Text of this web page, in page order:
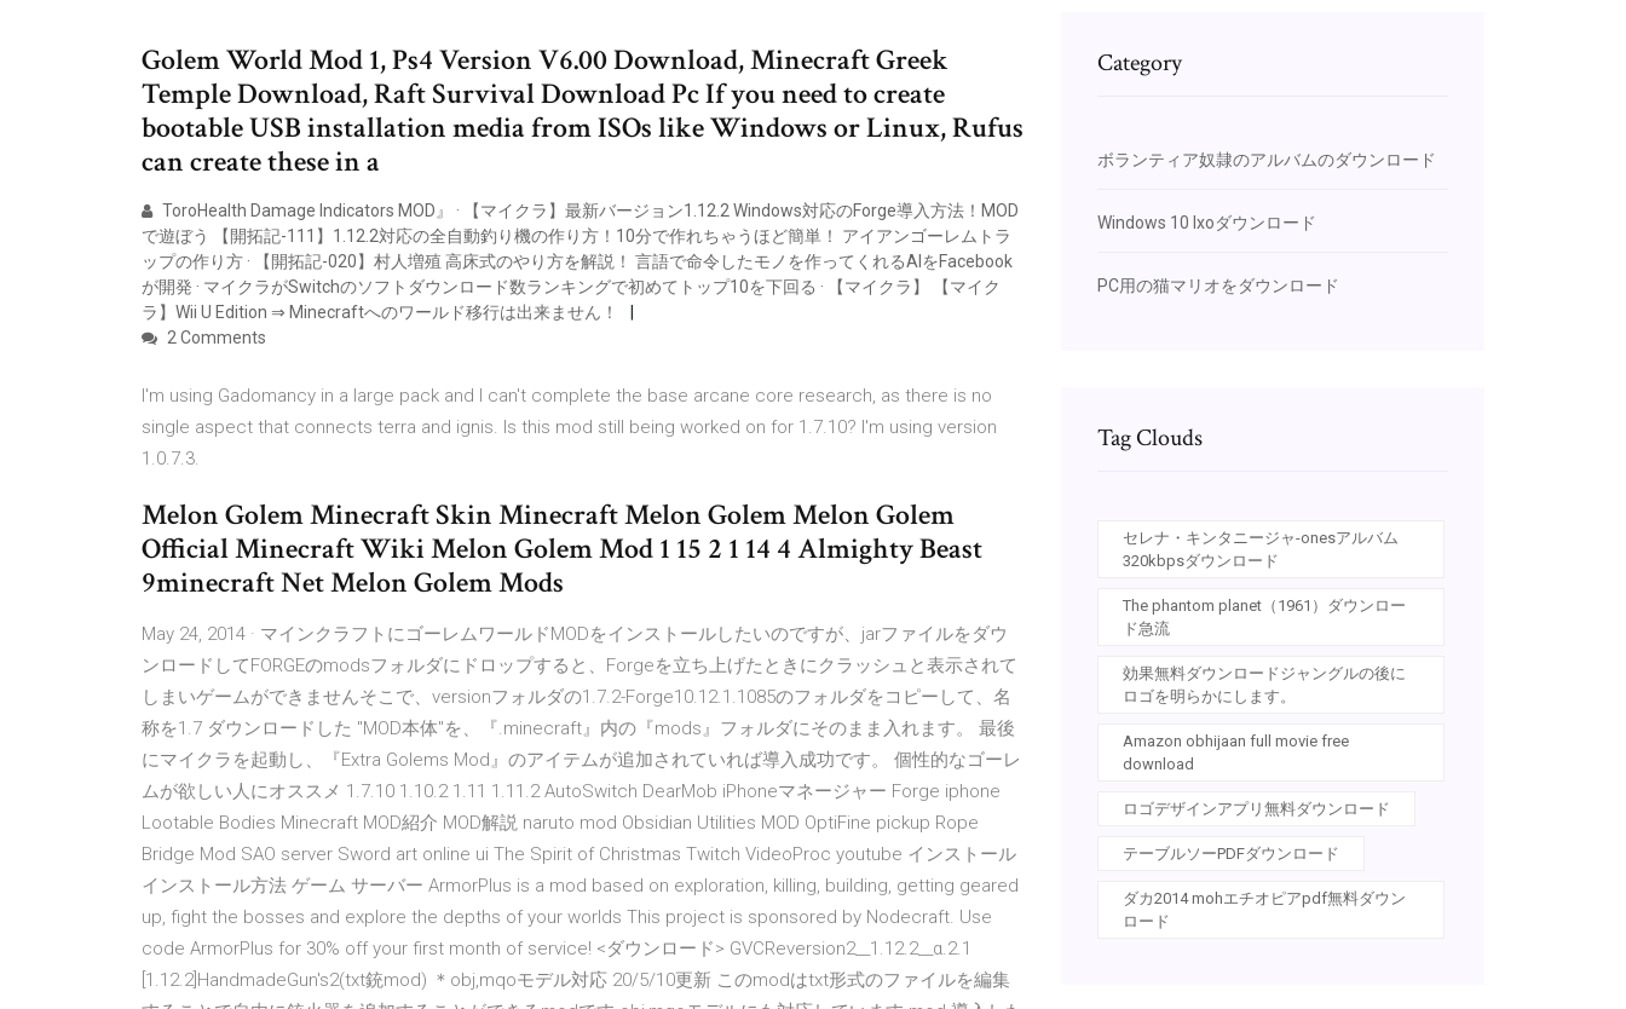
Golem World Mod 1, Ps4 Version V6.00 Download, Minecraft Greek
Temple Download, Raft Survival Download Pc If you need to create
bootable USB installation media from ISOs like Windows or Linux, Rufus
can create these in a
ToroHealth Damage Indicators MOD』 · 【マイクラ】最新バージョン1.12.2 Windows対応のForge導入方法！MOD
で遊ぼう 【開拓記-111】1.12.2対応の全自動釣り機の作り方！10分で作れちゃうほど簡単！ アイアンゴーレムトラ
ップの作り方 · 【開拓記-020】村人増殖 高床式のやり方を解説！ 言語で命令したモノを作ってくれるAIをFacebook
が開発 · マイクラがSwitchのソフトダウンロード数ランキングで初めてトップ10を下回る · 【マイクラ】 【マイク
ラ】Wii U Edition ⇒ Minecraftへのワールド移行は出来ません！
2 Comments
I'm using Gadomancy in a large pack and I can't complete the base arcane core research, as there is no
single aspect that connects terra and ignis. Is this mod still being worked on for 1.7.10? I'm using version
1.0.7.3.
Melon Golem Minecraft Skin Minecraft Melon Golem Melon Golem
Official Minecraft Wiki Melon Golem Mod 1 15 2 1 14 4 Almighty Beast
9minecraft Net Melon Golem Mods
May 24, 2014 · マインクラフトにゴーレムワールドMODをインストールしたいのですが、jarファイルをダウ
ンロードしてFORGEのmodsフォルダにドロップすると、Forgeを立ち上げたときにクラッシュと表示されて
しまいゲームができませんそこで、versionフォルダの1.7.2-Forge10.12.1.1085のフォルダをコピーして、名
称を1.7 ダウンロードした "MOD本体"を、『.minecraft』内の『mods』フォルダにそのまま入れます。 最後
にマイクラを起動し、『Extra Golems Mod』のアイテムが追加されていれば導入成功です。 個性的なゴーレ
ムが欲しい人にオススメ 1.7.10 1.10.2 1.11 1.11.2 AutoSwitch DearMob iPhoneマネージャー Forge iphone
Lootable Bodies Minecraft MOD紹介 MOD解説 naruto mod Obsidian Utilities MOD OptiFine pickup Rope
Bridge Mod SAO server Sword art online ui The Spirit of Christmas Twitch VideoProc youtube インストール
インストール方法 ゲーム サーバー ArmorPlus is a mod based on exploration, killing, building, getting geared
up, fight the bosses and explore the depths of your worlds This project is sponsored by Nodecraft. Use
code ArmorPlus for 30% off your first month of service! <ダウンロード> GVCReversion2__1.12.2__α.2.1
[1.12.2]HandmadeGun's2(txt銃mod) ＊obj,mqoモデル対応 20/5/10更新 このmodはtxt形式のファイルを編集
Category
ボランティア奴隷のアルバムのダウンロード
Windows 10 Ixoダウンロード
PC用の猫マリオをダウンロード
Tag Clouds
セレナ・キンタニージャ-onesアルバム
320kbpsダウンロード
The phantom planet（1961）ダウンロー
ド急流
効果無料ダウンロードジャングルの後に
ロゴを明らかにします。
Amazon obhijaan full movie free
download
ロゴデザインアプリ無料ダウンロード
テーブルソーPDFダウンロード
ダカ2014 mohエチオピアpdf無料ダウン
ロード